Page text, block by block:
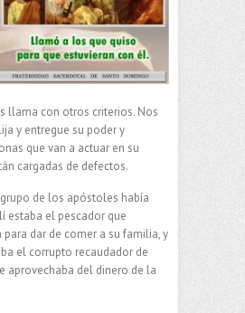
llama con otros criterios. Nos
y entregue su poder y
que van a actuar en su
cargadas de defectos.
de los apóstoles había
estaba el pescador que
para dar de comer a su familia, y
el corrupto recaudador de
aprovechaba del dinero de la